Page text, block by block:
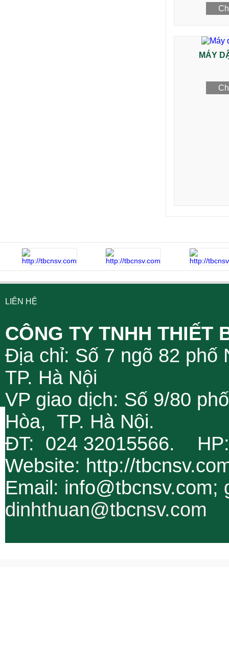
MÁY
LIÊN HỆ
CÔNG TY TNHH THIẾT
Địa chỉ: Số 7 ngõ 82
TP. Hà Nội
VP giao dịch: Số 9/80
Hòa, TP. Hà Nội.
ĐT: 024 32015566.
Website: http://
Email: info@tbcnsv.com;
dinhthuan@tbcnsv.com